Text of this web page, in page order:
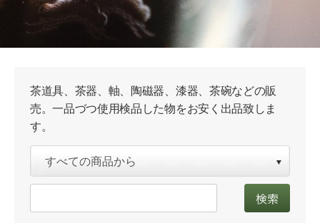
茶道具、茶器、軸、陶磁器、漆器、茶碗などの販
売。一品づつ使用検品した物をお安く出品致しま
す。